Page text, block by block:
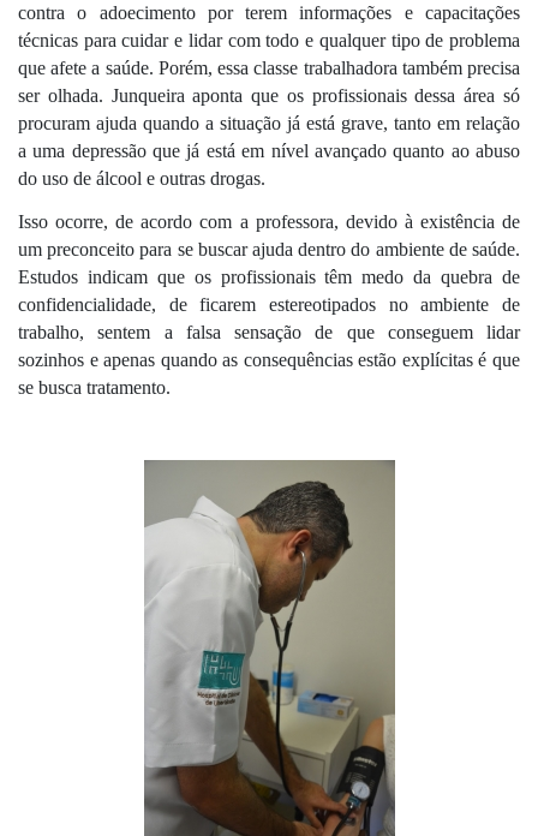
contra o adoecimento por terem informações e capacitações
técnicas para cuidar e lidar com todo e qualquer tipo de problema
que afete a saúde. Porém, essa classe trabalhadora também precisa
ser olhada. Junqueira aponta que os profissionais dessa área só
procuram ajuda quando a situação já está grave, tanto em relação
a uma depressão que já está em nível avançado quanto ao abuso
do uso de álcool e outras drogas.
Isso ocorre, de acordo com a professora, devido à existência de
um preconceito para se buscar ajuda dentro do ambiente de saúde.
Estudos indicam que os profissionais têm medo da quebra de
confidencialidade, de ficarem estereotipados no ambiente de
trabalho, sentem a falsa sensação de que conseguem lidar
sozinhos e apenas quando as consequências estão explícitas é que
se busca tratamento.